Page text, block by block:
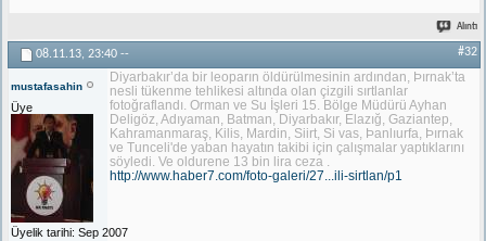
Alıntı
08.11.13, 23:40 -- #32
mustafasahin
Üye
Üyelik tarihi Sep 2007
Diyarbakır’da bir leoparın öldürülmesinin ardından, Þırnak’ta
nesli tükenme tehlikesi altında olan çizgili sırtlanlar
fotoğraflandı. Orman ve Su İşleri 15. Bölge Müdürü Ayhan
Deligöz, Adıyaman, Batman, Diyarbakır, Elazığ, Gaziantep,
Kahramanmaraş, Kilis, Mardin, Siirt, Si vas, Þanlıurfa, Þırnak
ve Tunceli'de yaban hayatın takibi için çalışmalar yaptıklarını
söyledi. Ve oldurene 13 bin lira ceza .
http://www.haber7.com/foto-galeri/27...ili-sirtlan/p1